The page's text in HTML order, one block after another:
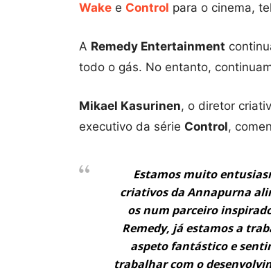
Wake e Control para o cinema,
A Remedy Entertainment
todo o gás. No entanto,
Mikael Kasurinen, o diretor
executivo da série Control,
Estamos muito
criativos da Annapurna
os num parceiro
Remedy, já estamos a
aspeto fantástico e
trabalhar com o